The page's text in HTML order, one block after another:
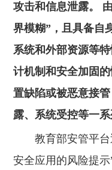
攻击和信息泄露。
界模糊”，且具备自
系统和外部资源等
计机制和安全加固
置缺陷或被恶意接
露、系统受控等一系
教育部安管平
安全应用的风险提